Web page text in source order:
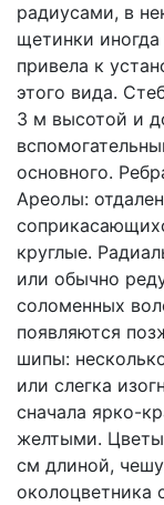
радиусами, в
щетинки иногда
привела к
этого вида.
3 м высотой и
основного.
Ареолы:
круглые.
или обычно
соломенных
появляются
шипы:
или слегка
сначала ярко-
желтыми.
см длиной,
околоцветника